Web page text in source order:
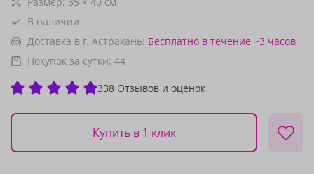
В наличии
Доставка в г. Астрахань: Бесплатно в течение ~3 часов
Покупок за сутки: 44
338 Отзывов и оценок
Купить в 1 клик